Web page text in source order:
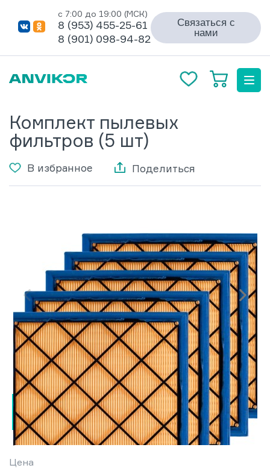
с 7:00 до 19:00 (МСК)
8 (953) 455-25-61
8 (901) 098-94-82
Связаться с
нами
Комплект пылевых
фильтров (5 шт)
В избранное Поделиться
Цена